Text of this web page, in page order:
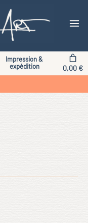
Impression &
expédition
0,00 €